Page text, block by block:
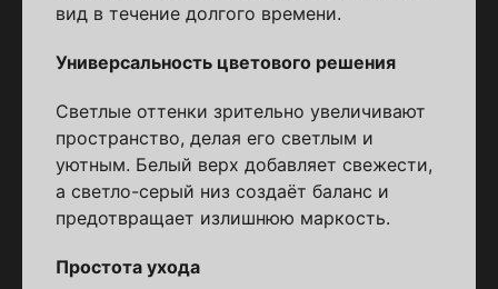
вид в течение долгого времени.
Универсальность цветового решения
Светлые оттенки зрительно увеличивают
пространство, делая его светлым и
уютным. Белый верх добавляет свежести,
а светло-серый низ создаёт баланс и
предотвращает излишнюю маркость.
Простота ухода